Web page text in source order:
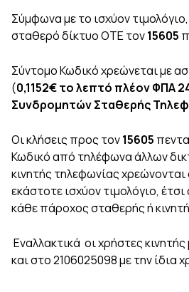
Σύμφωνα με το ισχύον
σταθερό δίκτυο ΟΤΕ τον15605
Σύντομο Κωδικό χρεώνεται με
(0,1152€ τολεπτό πλέον ΦΠΑ
Συνδρομητών Σταθερής
Οι κλήσεις προς τον15605
Κωδικό από τηλέφωνα άλλων
κινητής τηλεφωνίας
εκάστοτε ισχύον τιμολόγιο,
κάθε πάροχος σταθερής ή
Εναλλακτικά οι χρήστες
και στο 2106025098 με την ίδια